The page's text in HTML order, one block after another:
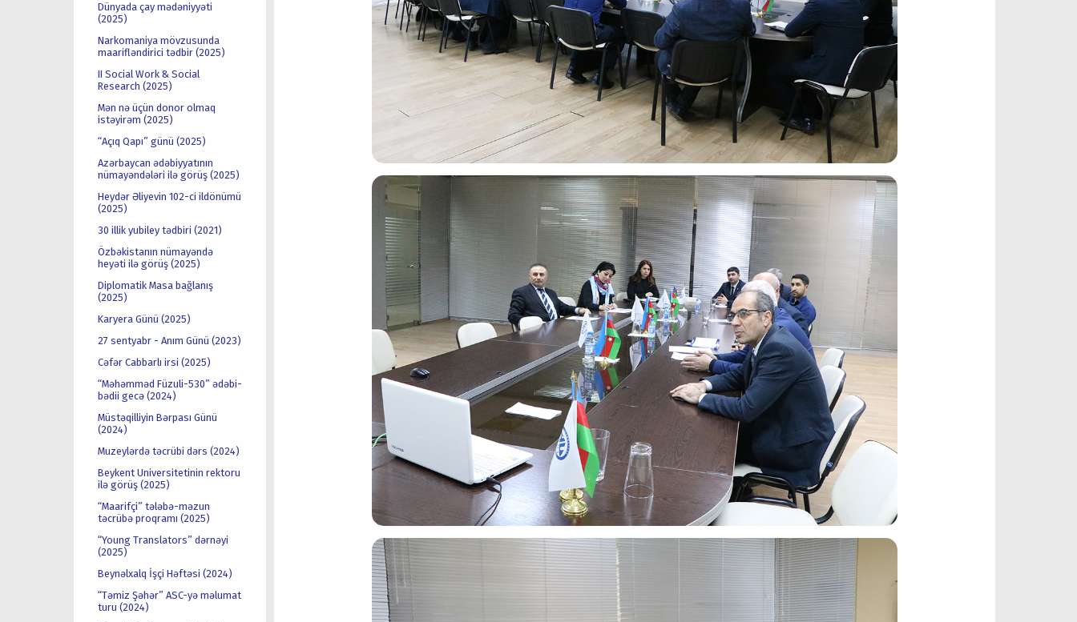
Dünyada çay mədəniyyəti
(2025)
Narkomaniya mövzusunda
maarifləndirici tədbir (2025)
II Social Work & Social
Research (2025)
Mən nə üçün donor olmaq
istəyirəm (2025)
“Açıq Qapı” günü (2025)
Azərbaycan ədəbiyyatının
nümayəndələri ilə görüş (2025)
Heydər Əliyevin 102-ci ildönümü
(2025)
30 illik yubiley tədbiri (2021)
Özbəkistanın nümayəndə
heyəti ilə görüş (2025)
Diplomatik Masa bağlanış
(2025)
Karyera Günü (2025)
27 sentyabr - Anım Günü (2023)
Cəfər Cabbarlı irsi (2025)
“Məhəmməd Füzuli-530” ədəbi-
bədii gecə (2024)
Müstəqilliyin Bərpası Günü
(2024)
Muzeylərdə təcrübi dərs (2024)
Beykent Universitetinin rektoru
ilə görüş (2025)
“Maarifçi” tələbə-məzun
təcrübə proqramı (2025)
“Young Translators” dərnəyi
(2025)
Beynəlxalq İşçi Həftəsi (2024)
“Təmiz Şəhər” ASC-yə məlumat
turu (2024)